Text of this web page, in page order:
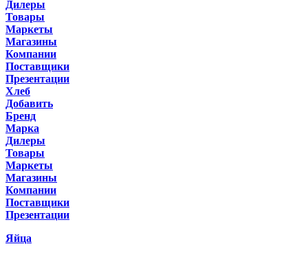
Дилеры
Товары
Маркеты
Магазины
Компании
Поставщики
Презентации
Хлеб
Добавить
Бренд
Марка
Дилеры
Товары
Маркеты
Магазины
Компании
Поставщики
Презентации
Яйца